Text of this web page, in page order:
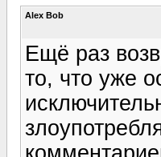
Alex Bob
Ещё раз
то, что уже